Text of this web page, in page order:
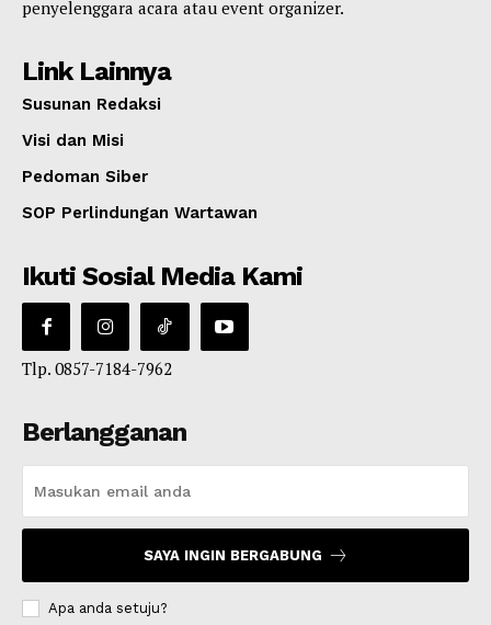
penyelenggara acara atau event organizer.
Link Lainnya
Susunan Redaksi
Visi dan Misi
Pedoman Siber
SOP Perlindungan Wartawan
Ikuti Sosial Media Kami
Tlp. 0857-7184-7962
Berlangganan
SAYA INGIN BERGABUNG
Apa anda setuju?